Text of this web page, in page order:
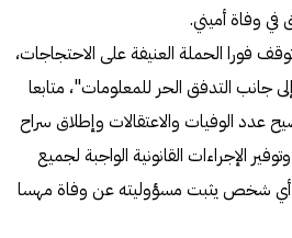
في وفاة أميني.
فورا الحملة العنيفة على الاحتجاجات،
جانب التدفق الحر للمعلومات"، متابعا
عدد الوفيات والاعتقالات وإطلاق سراح
الإجراءات القانونية الواجبة لجميع
أي شخص يثبت مسؤوليته عن وفاة مهسا